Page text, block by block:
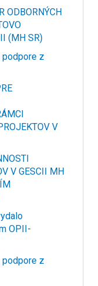
ODBORNÝCH
(MH SR)
podpore z
V
V GESCII MH
OPII-
podpore z